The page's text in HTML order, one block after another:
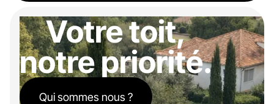
Votre toit,
notre priorité.
Qui sommes nous ?